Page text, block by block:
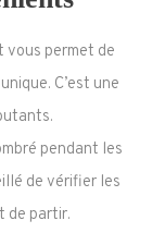
permet de
C’est une
pendant les
de vérifier les
de partir.